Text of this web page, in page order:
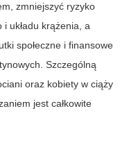
zmniejszyć ryzyko
i układu krążenia, a
społeczne i finansowe
Szczególną
oraz kobiety w ciąży
jest całkowite